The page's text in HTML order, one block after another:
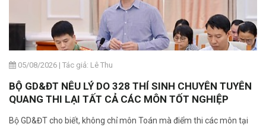
05/08/2026 | Tác giả: Lê Thu
BỘ GD&ĐT NÊU LÝ DO 328 THÍ SINH CHUYÊN TUYÊN
QUANG THI LẠI TẤT CẢ CÁC MÔN TỐT NGHIỆP
Bộ GD&ĐT cho biết, không chỉ môn Toán mà điểm thi các môn tại